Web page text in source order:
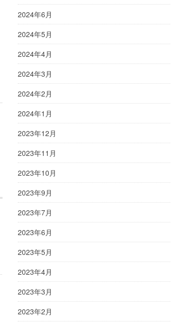
2024年6月
2024年5月
2024年4月
2024年3月
2024年2月
2024年1月
2023年12月
2023年11月
2023年10月
2023年9月
2023年7月
2023年6月
2023年5月
2023年4月
2023年3月
2023年2月